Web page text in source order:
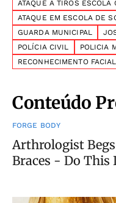
ATAQUE A TIROS ESCOLA
ATAQUE EM ESCOLA DE
GUARDA MUNICIPAL
POLÍCIA CIVIL
POLICIA
RECONHECIMENTO